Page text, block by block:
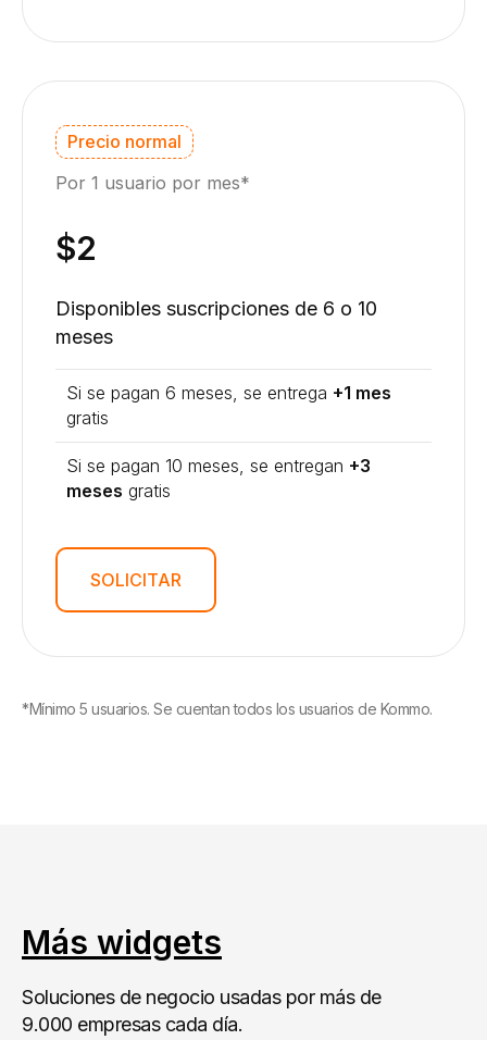
Precio normal
Por 1 usuario por mes*
$2
Disponibles suscripciones de 6 o 10
meses
Si se pagan 6 meses, se entrega +1 mes
gratis
Si se pagan 10 meses, se entregan +3
meses gratis
SOLICITAR
*Mínimo 5 usuarios. Se cuentan todos los usuarios de Kommo.
Más widgets
Soluciones de negocio usadas por más de
9.000 empresas cada día.